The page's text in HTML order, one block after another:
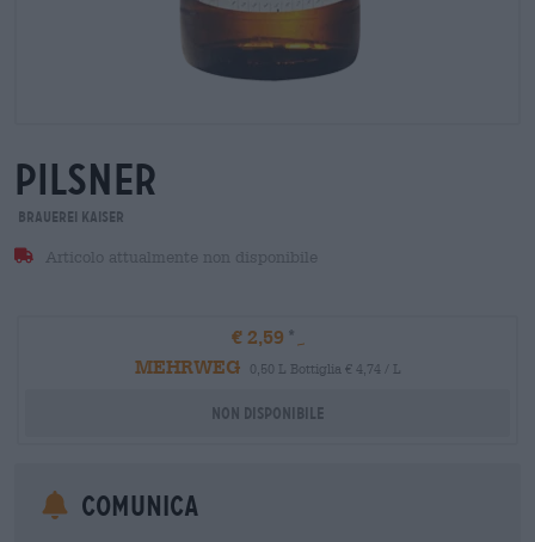
Pilsner
Brauerei Kaiser
Articolo attualmente non disponibile
€ 2,59
MEHRWEG
0,50 L Bottiglia € 4,74 / L
Non disponibile
Comunica